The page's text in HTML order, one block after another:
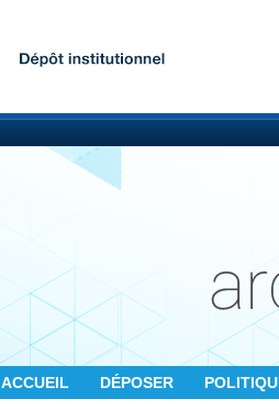
ACCUEIL DÉPOSER